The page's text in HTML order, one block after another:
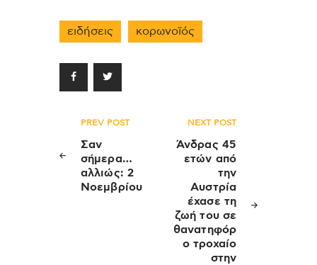
ειδήσεις κορωνοϊός
Πλοήγηση
άρθρων
PREV POST
Σαν
σήμερα…
αλλιώς: 2
Νοεμβρίου
NEXT POST
Άνδρας 45
ετών από
την
Αυστρία
έχασε τη
ζωή του σε
θανατηφόρ
ο τροχαίο
στην